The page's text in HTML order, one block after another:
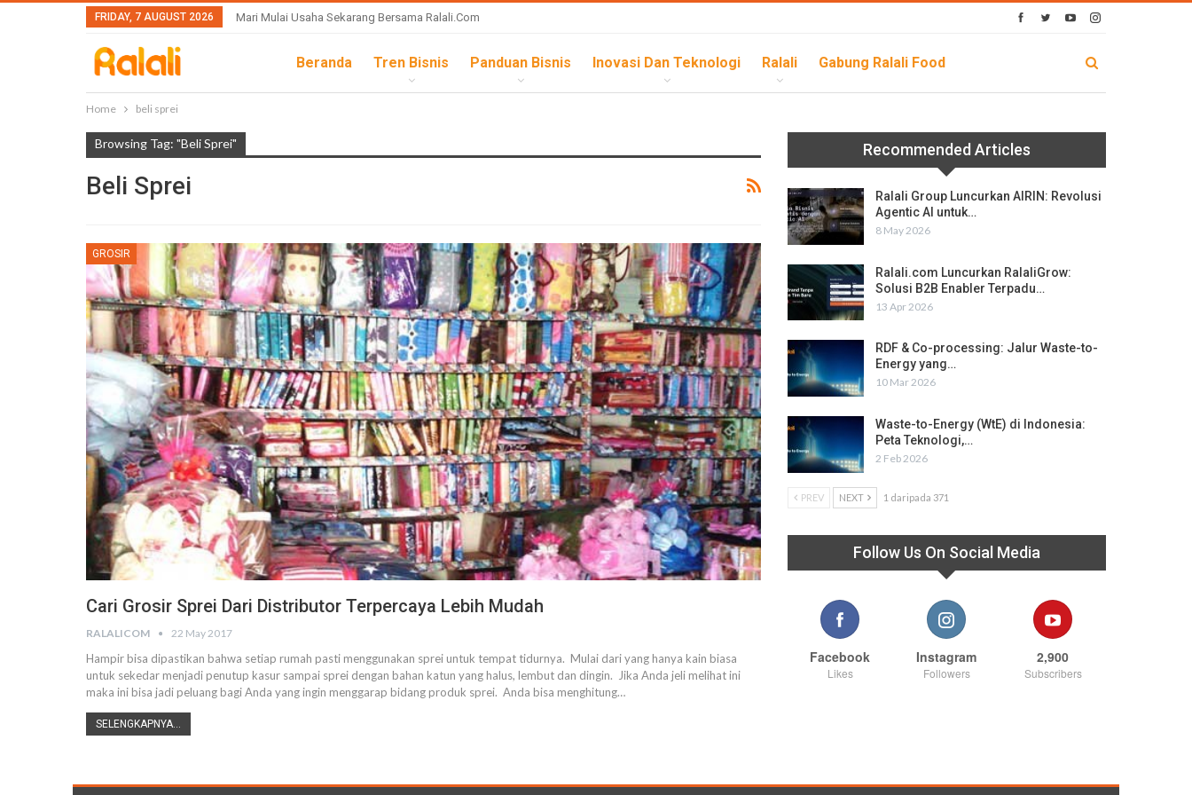
FRIDAY, 7 AUGUST 2026 Mari Mulai Usaha Sekarang Bersama Ralali.com
Beranda Tren Bisnis Panduan Bisnis Inovasi Dan Teknologi Ralali Gabung Ralali Food
Home beli sprei
Browsing Tag: "beli Sprei"
Beli Sprei
GROSIR
Cari Grosir Sprei Dari Distributor Terpercaya Lebih Mudah
RALALICOM 22 May 2017
Hampir bisa dipastikan bahwa setiap rumah pasti menggunakan sprei untuk tempat tidurnya. Mulai dari yang hanya kain biasa
untuk sekedar menjadi penutup kasur sampai sprei dengan bahan katun yang halus, lembut dan dingin. Jika Anda jeli melihat ini
maka ini bisa jadi peluang bagi Anda yang ingin menggarap bidang produk sprei. Anda bisa menghitung…
SELENGKAPNYA...
Recommended Articles
Ralali Group Luncurkan AIRIN: Revolusi
Agentic AI untuk…
8 May 2026
Ralali.com Luncurkan RalaliGrow:
Solusi B2B Enabler Terpadu…
13 Apr 2026
RDF & Co-processing: Jalur Waste-to-
Energy yang…
10 Mar 2026
Waste-to-Energy (WtE) di Indonesia:
Peta Teknologi,…
2 Feb 2026
PREV NEXT 1 daripada 371
Follow Us On Social Media
Facebook
Likes
Instagram
Followers
2,900
Subscribers